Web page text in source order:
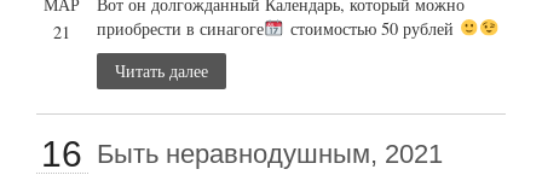
21
приобрести в синагоге
стоимостью 50 рублей
Читать далее
16 Быть неравнодушным, 2021